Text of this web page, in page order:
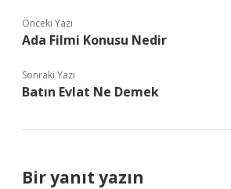
Önceki Yazı
Ada Filmi Konusu Nedir
Sonraki Yazı
Batın Evlat Ne Demek
Bir yanıt yazın